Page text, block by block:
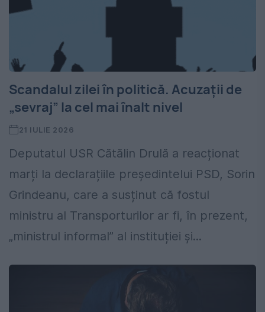
Scandalul zilei în politică. Acuzații de
„sevraj” la cel mai înalt nivel
21 IULIE 2026
Deputatul USR Cătălin Drulă a reacționat
marți la declarațiile președintelui PSD, Sorin
Grindeanu, care a susținut că fostul
ministru al Transporturilor ar fi, în prezent,
„ministrul informal” al instituției și...